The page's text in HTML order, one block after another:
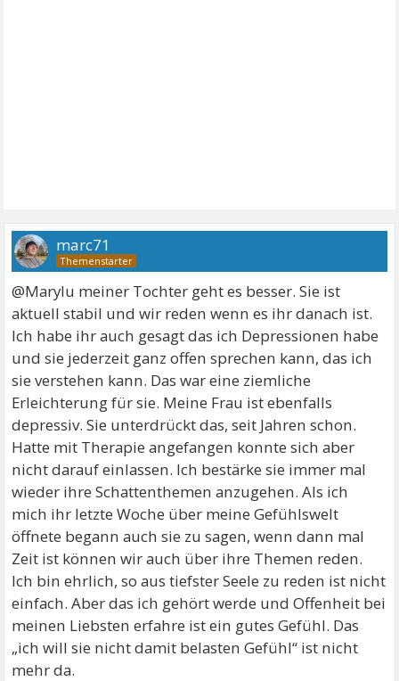
marc71
@Marylu meiner Tochter geht es besser. Sie ist
aktuell stabil und wir reden wenn es ihr danach ist.
Ich habe ihr auch gesagt das ich Depressionen habe
und sie jederzeit ganz offen sprechen kann, das ich
sie verstehen kann. Das war eine ziemliche
Erleichterung für sie. Meine Frau ist ebenfalls
depressiv. Sie unterdrückt das, seit Jahren schon.
Hatte mit Therapie angefangen konnte sich aber
nicht darauf einlassen. Ich bestärke sie immer mal
wieder ihre Schattenthemen anzugehen. Als ich
mich ihr letzte Woche über meine Gefühlswelt
öffnete begann auch sie zu sagen, wenn dann mal
Zeit ist können wir auch über ihre Themen reden.
Ich bin ehrlich, so aus tiefster Seele zu reden ist nicht
einfach. Aber das ich gehört werde und Offenheit bei
meinen Liebsten erfahre ist ein gutes Gefühl. Das
„ich will sie nicht damit belasten Gefühl“ ist nicht
mehr da.